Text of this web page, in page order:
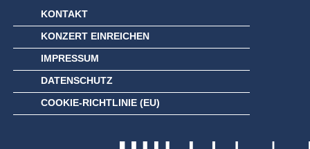
KONTAKT
KONZERT EINREICHEN
IMPRESSUM
DATENSCHUTZ
COOKIE-RICHTLINIE (EU)